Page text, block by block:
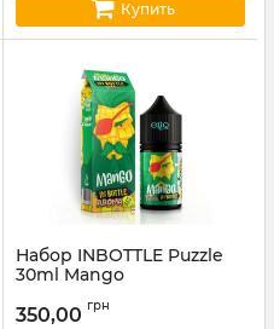
Купить
Набор INBOTTLE Puzzle
30ml Mango
350,00 грн